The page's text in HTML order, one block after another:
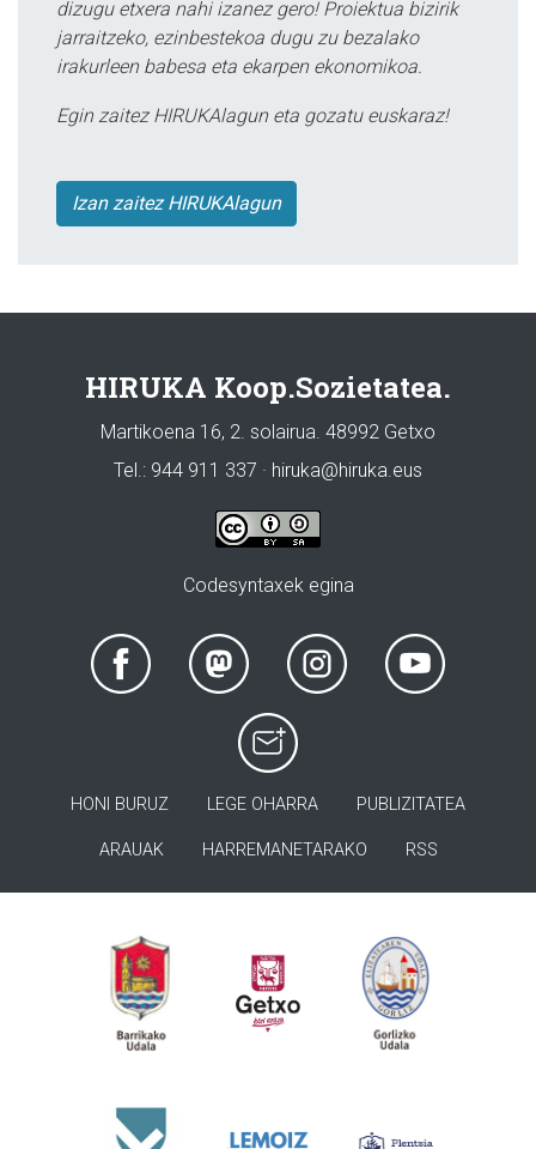
dizugu etxera nahi izanez gero! Proiektua bizirik
jarraitzeko, ezinbestekoa dugu zu bezalako
irakurleen babesa eta ekarpen ekonomikoa.
Egin zaitez HIRUKAlagun eta gozatu euskaraz!
Izan zaitez HIRUKAlagun
HIRUKA Koop.Sozietatea.
Martikoena 16, 2. solairua. 48992 Getxo
Tel.: 944 911 337 · hiruka@hiruka.eus
Codesyntaxek egina
HONI BURUZ LEGE OHARRA PUBLIZITATEA
ARAUAK HARREMANETARAKO RSS